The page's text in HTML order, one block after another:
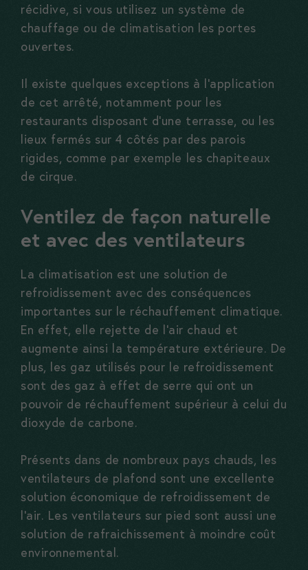
récidive, si vous utilisez un système de
chauffage ou de climatisation les portes
ouvertes.
Il existe quelques exceptions à l’application
de cet arrêté, notamment pour les
restaurants disposant d’une terrasse, ou les
lieux fermés sur 4 côtés par des parois
rigides, comme par exemple les chapiteaux
de cirque.
Ventilez de façon naturelle
et avec des ventilateurs
La climatisation est une solution de
refroidissement avec des conséquences
importantes sur le réchauffement climatique.
En effet, elle rejette de l’air chaud et
augmente ainsi la température extérieure. De
plus, les gaz utilisés pour le refroidissement
sont des gaz à effet de serre qui ont un
pouvoir de réchauffement supérieur à celui du
dioxyde de carbone.
Présents dans de nombreux pays chauds, les
ventilateurs de plafond sont une excellente
solution économique de refroidissement de
l’air. Les ventilateurs sur pied sont aussi une
solution de rafraichissement à moindre coût
environnemental.